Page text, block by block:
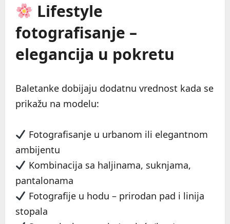
Lifestyle
fotografisanje –
elegancija u pokretu
Baletanke dobijaju dodatnu vrednost kada se
prikažu na modelu:
Fotografisanje u urbanom ili elegantnom
ambijentu
Kombinacija sa haljinama, suknjama,
pantalonama
Fotografije u hodu – prirodan pad i linija
stopala